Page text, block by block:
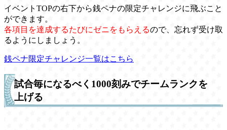
イベントTOPの右下から銭ペナの限定チャレンジに飛ぶこと
ができます。
各項目を達成するたびにゼニをもらえるので、忘れず受け取
るようにしましょう。
銭ペナ限定チャレンジ一覧はこちら
試合毎になるべく1000刻みでチームランクを
上げる